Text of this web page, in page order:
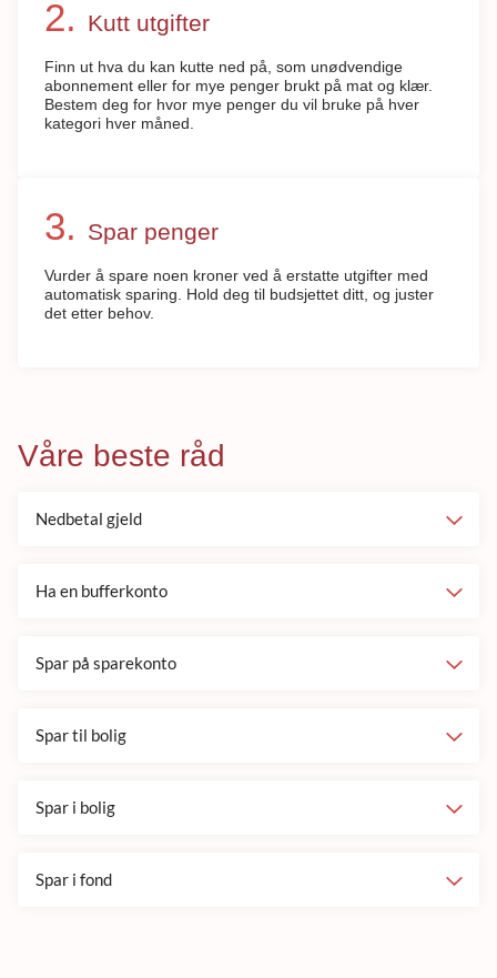
Kutt utgifter
Finn ut hva du kan kutte ned på, som unødvendige
abonnement eller for mye penger brukt på mat og klær.
Bestem deg for hvor mye penger du vil bruke på hver
kategori hver måned.
Spar penger
Vurder å spare noen kroner ved å erstatte utgifter med
automatisk sparing. Hold deg til budsjettet ditt, og juster
det etter behov.
Våre beste råd
Nedbetal gjeld
Ha en bufferkonto
Spar på sparekonto
Spar til bolig
Spar i bolig
Spar i fond